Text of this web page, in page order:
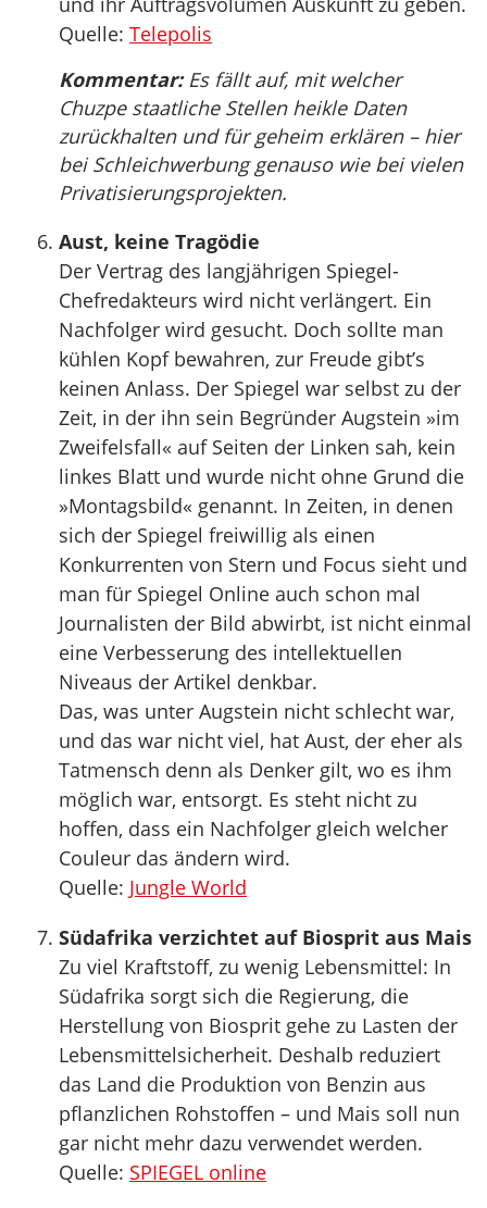
Quelle: Telepolis
Kommentar:Es fällt auf, mit welcher
Chuzpe staatliche Stellen heikle Daten
zurückhalten und für geheim erklären – hier
bei Schleichwerbung genauso wie bei vielen
Privatisierungsprojekten.
Aust, keine Tragödie
Der Vertrag des langjährigen Spiegel-
Chefredakteurs wird nicht verlängert. Ein
Nachfolger wird gesucht. Doch sollte man
kühlen Kopf bewahren, zur Freude gibt’s
keinen Anlass. Der Spiegel war selbst zu der
Zeit, in der ihn sein Begründer Augstein »im
Zweifelsfall« auf Seiten der Linken sah, kein
linkes Blatt und wurde nicht ohne Grund die
»Montagsbild« genannt. In Zeiten, in denen
sich der Spiegel freiwillig als einen
Konkurrenten von Stern und Focus sieht und
man für Spiegel Online auch schon mal
Journalisten der Bild abwirbt, ist nicht einmal
eine Verbesserung des intellektuellen
Niveaus der Artikel denkbar.
Das, was unter Augstein nicht schlecht war,
und das war nicht viel, hat Aust, der eher als
Tatmensch denn als Denker gilt, wo es ihm
möglich war, entsorgt. Es steht nicht zu
hoffen, dass ein Nachfolger gleich welcher
Couleur das ändern wird.
Quelle: Jungle World
Südafrika verzichtet auf Biosprit aus Mais
Zu viel Kraftstoff, zu wenig Lebensmittel: In
Südafrika sorgt sich die Regierung, die
Herstellung von Biosprit gehe zu Lasten der
Lebensmittelsicherheit. Deshalb reduziert
das Land die Produktion von Benzin aus
pflanzlichen Rohstoffen – und Mais soll nun
gar nicht mehr dazu verwendet werden.
Quelle: SPIEGEL online